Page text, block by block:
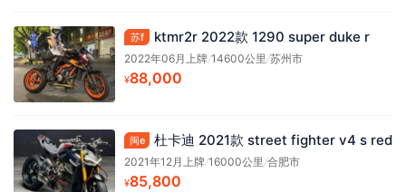
苏f ktmr2r 2022款 1290 super duke r
2022年06月上牌/14600公里/苏州市
¥88,000
闽e 杜卡迪 2021款 street fighter v4 s red
2021年12月上牌/16000公里/合肥市
¥85,800